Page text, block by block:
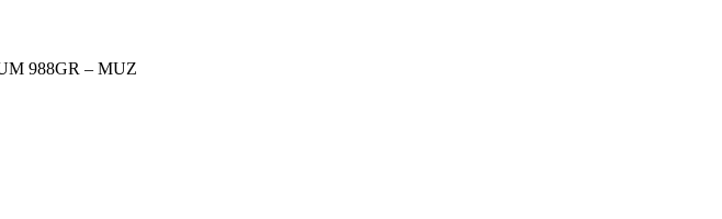
988GR – MUZ